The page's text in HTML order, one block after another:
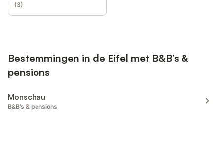
(3)
Bestemmingen in de Eifel met B&B’s &
pensions
Monschau
B&B’s & pensions